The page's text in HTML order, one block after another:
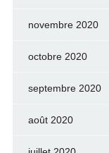
novembre 2020
octobre 2020
septembre 2020
août 2020